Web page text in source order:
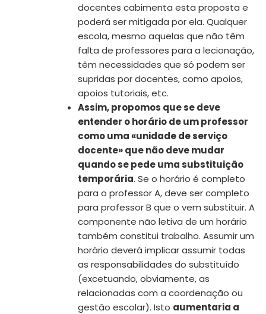
docentes cabimenta esta proposta e
poderá ser mitigada por ela. Qualquer
escola, mesmo aquelas que não têm
falta de professores para a lecionação,
têm necessidades que só podem ser
supridas por docentes, como apoios,
apoios tutoriais, etc.
Assim, propomos que se deve
entender o horário de um professor
como uma «unidade de serviço
docente» que não deve mudar
quando se pede uma substituição
temporária. Se o horário é completo
para o professor A, deve ser completo
para professor B que o vem substituir. A
componente não letiva de um horário
também constitui trabalho. Assumir um
horário deverá implicar assumir todas
as responsabilidades do substituído
(excetuando, obviamente, as
relacionadas com a coordenação ou
gestão escolar). Isto aumentaria a